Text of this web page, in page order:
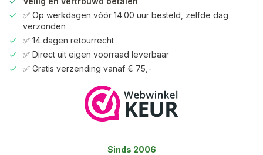
✅ Op werkdagen vóór 14.00 uur besteld, zelfde dag
verzonden
✅ 14 dagen retourrecht
✅ Direct uit eigen voorraad leverbaar
✅ Gratis verzending vanaf € 75,-
Sinds 2006